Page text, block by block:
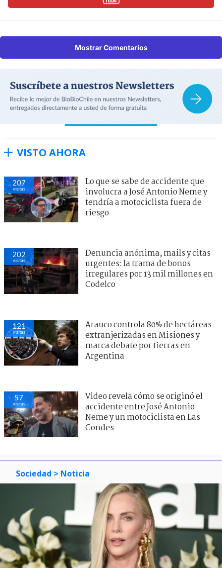
Mostrar Comentarios
VISTO AHORA
207
visitas
Lo que se sabe de accidente que
involucra a José Antonio Neme y
tendría a motociclista fuera de
riesgo
202
visitas
Denuncia anónima, mails y citas
urgentes: la trama de bonos
irregulares por 13 mil millones en
Codelco
121
visitas
Arauco controla 80% de hectáreas
extranjerizadas en Misiones y
marca debate por tierras en
Argentina
57
visitas
Video revela cómo se originó el
accidente entre José Antonio
Neme y un motociclista en Las
Condes
Sociedad > Noticia